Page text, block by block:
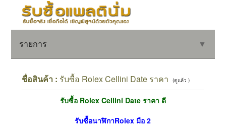
รายการ ▼
ชื่อสินค้า : รับซื้อ Rolex Cellini Date ราคา (ดูแล้ว )
รับซื้อ Rolex Cellini Date ราคา ดี
รับซื้อนาฬิกาRolex มือ 2